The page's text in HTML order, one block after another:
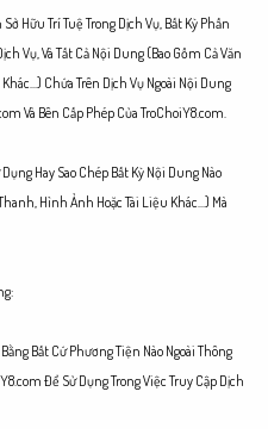
Hữu Trí Tuệ Trong Dịch Vụ, Bất Kỳ Phần
Vụ, Và Tất Cả Nội Dung (Bao Gồm Cả Văn
Chứa Trên Dịch Vụ Ngoài Nội Dung
Và Bên Cấp Phép Của TroChoiY8.com.
Hay Sao Chép Bất Kỳ Nội Dung Nào
Hình Ảnh Hoặc Tài Liệu Khác...) Mà
Bất Cứ Phương Tiện Nào Ngoài Thông
Để Sử Dụng Trong Việc Truy Cập Dịch